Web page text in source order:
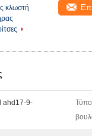
κλωστή
ahd17-9-